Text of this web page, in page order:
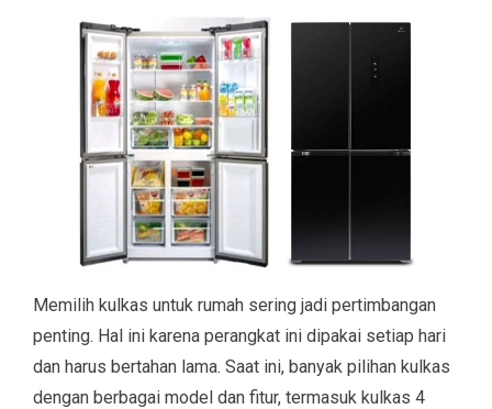
Memilih kulkas untuk rumah sering jadi pertimbangan
penting. Hal ini karena perangkat ini dipakai setiap hari
dan harus bertahan lama. Saat ini, banyak pilihan kulkas
dengan berbagai model dan fitur, termasuk kulkas 4